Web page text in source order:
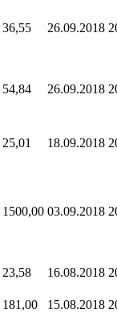
36,55 26.09.2018
54,84 26.09.2018
25,01 18.09.2018
1500,00 03.09.2018
23,58 16.08.2018
181,00 15.08.2018